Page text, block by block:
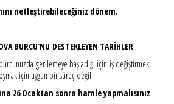
netleştirebileceğiniz dönem.
BURCU'NU DESTEKLEYEN TARİHLER
gerilemeye başladığı için iş değiştirmek,
için uygun bir süreç değil.
26 Ocaktan sonra hamle yapmalısınız